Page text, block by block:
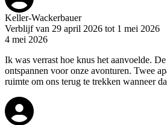
Keller-Wackerbauer
Verblijf van 29 april 2026 tot 1 mei 2026
4 mei 2026
Ik was verrast hoe knus het aanvoelde.
ontspannen voor onze avonturen. Twee
ruimte om ons terug te trekken wanneer